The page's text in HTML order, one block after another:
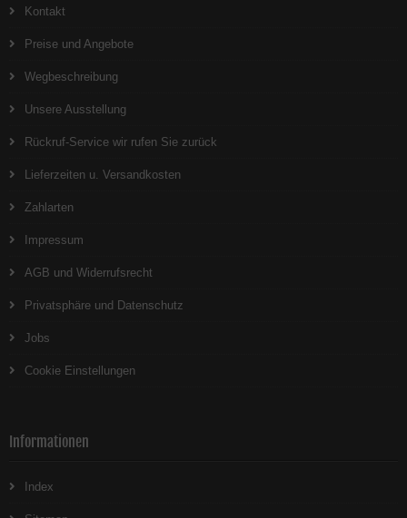
Kontakt
Preise und Angebote
Wegbeschreibung
Unsere Ausstellung
Rückruf-Service wir rufen Sie zurück
Lieferzeiten u. Versandkosten
Zahlarten
Impressum
AGB und Widerrufsrecht
Privatsphäre und Datenschutz
Jobs
Cookie Einstellungen
Informationen
Index